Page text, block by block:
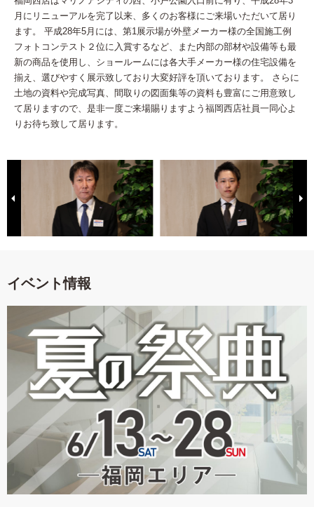
月にリニューアルを完了以来、多くのお客様にご来場いただいて居り
ます。 平成28年5月には、第1展示場が外壁メーカー様の全国施工例
フォトコンテスト２位に入賞するなど、また内部の部材や設備等も最
新の商品を使用し、ショールームには各大手メーカー様の住宅設備を
揃え、選びやすく展示致しており大変好評を頂いております。 さらに
土地の資料や完成写真、間取りの図面集等の資料も豊富にご用意致し
て居りますので、是非一度ご来場賜りますよう福岡西店社員一同心よ
りお待ち致して居ります。
イベント情報